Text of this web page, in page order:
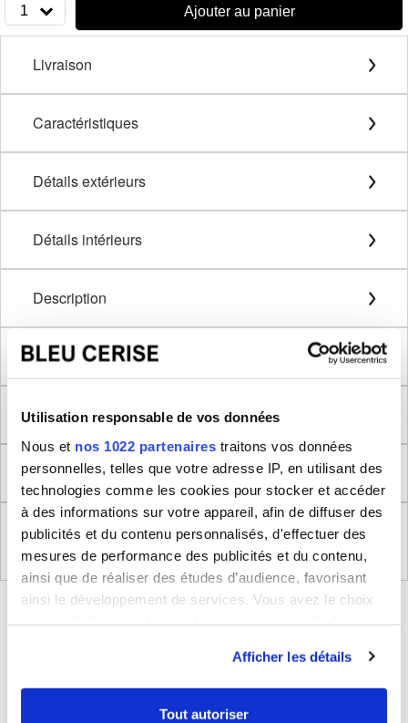
Utilisation responsable de vos données
Nous et nos 1022 partenaires traitons vos données
personnelles, telles que votre adresse IP, en utilisant des
technologies comme les cookies pour stocker et accéder
à des informations sur votre appareil, afin de diffuser des
publicités et du contenu personnalisés, d'effectuer des
mesures de performance des publicités et du contenu,
ainsi que de réaliser des études d’audience, favorisant
ainsi le développement de services. Vous avez le choix
tout moment en consultant la Déclaration relative aux
cookies ou en cliquant sur l'icône de confidentialité.
Afficher les détails
Tout autoriser
1 Ajouter au panier
Livraison
Caractéristiques
Détails extérieurs
Détails intérieurs
Description
Méthode de mesure
Dimensions produit
Retour
Règlement (UE) 2023/988 relatifs à la Sécurité
Générale des Produits
BLEUCERISE VOUS CONSEILLE